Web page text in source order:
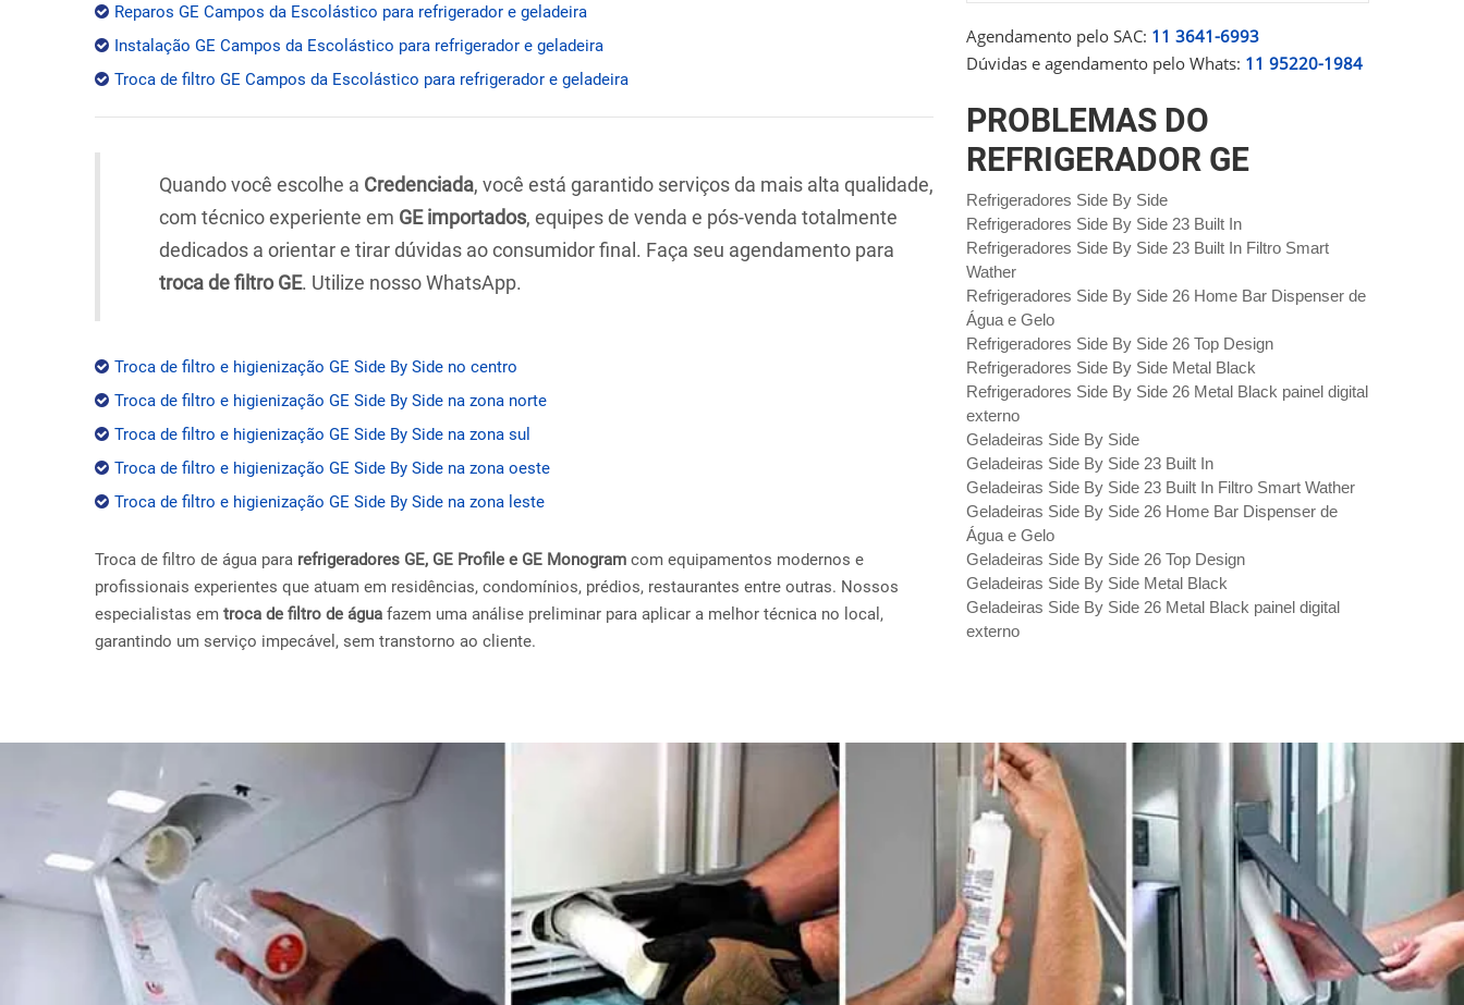
Reparos GE Campos da Escolástico para refrigerador e geladeira
Instalação GE Campos da Escolástico para refrigerador e geladeira
Troca de filtro GE Campos da Escolástico para refrigerador e geladeira
Quando você escolhe a Credenciada, você está garantido serviços da mais alta qualidade,
com técnico experiente em GE importados, equipes de venda e pós-venda totalmente
dedicados a orientar e tirar dúvidas ao consumidor final. Faça seu agendamento para
troca de filtro GE. Utilize nosso WhatsApp.
Troca de filtro e higienização GE Side By Side no centro
Troca de filtro e higienização GE Side By Side na zona norte
Troca de filtro e higienização GE Side By Side na zona sul
Troca de filtro e higienização GE Side By Side na zona oeste
Troca de filtro e higienização GE Side By Side na zona leste
Troca de filtro de água para refrigeradores GE, GE Profile e GE Monogram com equipamentos modernos e
profissionais experientes que atuam em residências, condomínios, prédios, restaurantes entre outras. Nossos
especialistas em troca de filtro de água fazem uma análise preliminar para aplicar a melhor técnica no local,
garantindo um serviço impecável, sem transtorno ao cliente.
Agendamento pelo SAC: 11 3641-6993
Dúvidas e agendamento pelo Whats: 11 95220-1984
PROBLEMAS DO
REFRIGERADOR GE
Refrigeradores Side By Side
Refrigeradores Side By Side 23 Built In
Refrigeradores Side By Side 23 Built In Filtro Smart
Wather
Refrigeradores Side By Side 26 Home Bar Dispenser de
Água e Gelo
Refrigeradores Side By Side 26 Top Design
Refrigeradores Side By Side Metal Black
Refrigeradores Side By Side 26 Metal Black painel digital
externo
Geladeiras Side By Side
Geladeiras Side By Side 23 Built In
Geladeiras Side By Side 23 Built In Filtro Smart Wather
Geladeiras Side By Side 26 Home Bar Dispenser de
Água e Gelo
Geladeiras Side By Side 26 Top Design
Geladeiras Side By Side Metal Black
Geladeiras Side By Side 26 Metal Black painel digital
externo